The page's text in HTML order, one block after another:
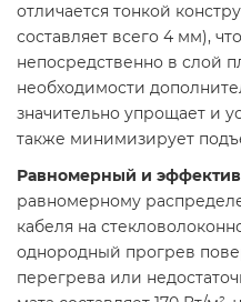
отличается тонкой
составляет всего 4 мм),
непосредственно в слой
необходимости
значительно упрощает и
также минимизирует
Равномерный и
равномерному
кабеля на
однородный прогрев
перегрева или